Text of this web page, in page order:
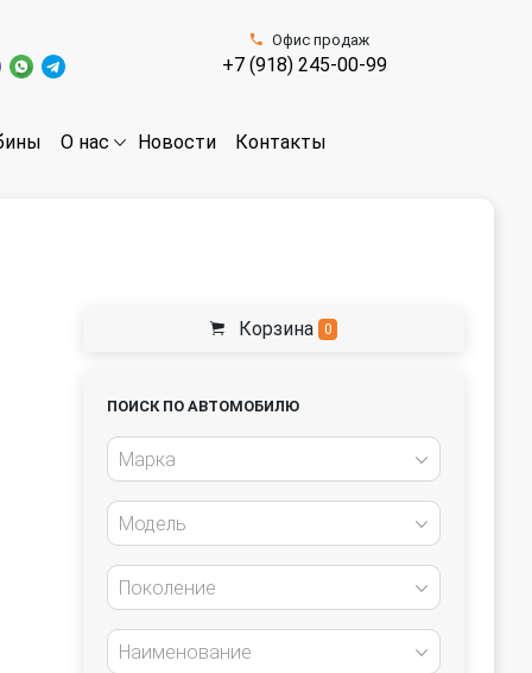
Офис продаж
+7 (918) 245-00-99
О нас Новости Контакты
Корзина 0
ПОИСК ПО АВТОМОБИЛЮ
Марка
Модель
Поколение
Наименование